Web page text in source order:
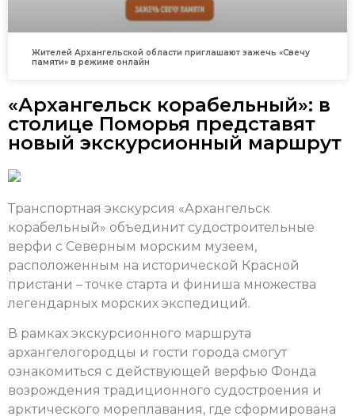
Жителей Архангельской области приглашают зажечь «Свечу
памяти» в режиме онлайн
«Архангельск корабельный»: в
столице Поморья представят
новый экскурсионный маршрут
Транспортная экскурсия «Архангельск
корабельный» объединит судостроительные
верфи с Северным морским музеем,
расположенным на исторической Красной
пристани – точке старта и финиша множества
легендарных морских экспедиций.
В рамках экскурсионного маршрута
архангелогородцы и гости города смогут
ознакомиться с действующей верфью Фонда
возрождения традиционного судостроения и
арктического мореплавания, где сформирована